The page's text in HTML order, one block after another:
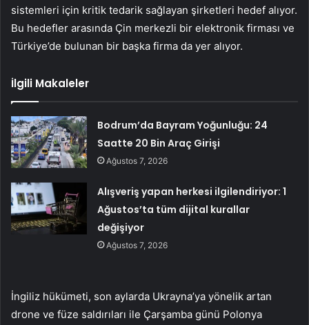
sistemleri için kritik tedarik sağlayan şirketleri hedef alıyor.
Bu hedefler arasında Çin merkezli bir elektronik firması ve
Türkiye’de bulunan bir başka firma da yer alıyor.
İlgili Makaleler
Bodrum’da Bayram Yoğunluğu: 24
Saatte 20 Bin Araç Girişi
Ağustos 7, 2026
Alışveriş yapan herkesi ilgilendiriyor: 1
Ağustos’ta tüm dijital kurallar
değişiyor
Ağustos 7, 2026
İngiliz hükümeti, son aylarda Ukrayna’ya yönelik artan
drone ve füze saldırıları ile Çarşamba günü Polonya